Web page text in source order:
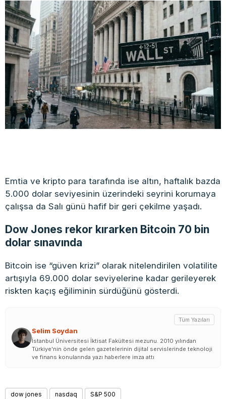
Emtia ve kripto para tarafında ise altın, haftalık bazda
5.000 dolar seviyesinin üzerindeki seyrini korumaya
çalışsa da Salı günü hafif bir geri çekilme yaşadı.
Dow Jones rekor kırarken Bitcoin 70 bin
dolar sınavında
Bitcoin ise “güven krizi” olarak nitelendirilen volatilite
artışıyla 69.000 dolar seviyelerine kadar gerileyerek
riskten kaçış eğiliminin sürdüğünü gösterdi.
Selim Soydan
Tüm Yazıları
İstanbul Üniversitesi İktisat Fakültesi mezunu. 2010 yılından
Türkiye'nin önde gelen gazetelerinin dijital servislerinde teknoloji
ve finans konularında yazı haberlere imza attı
dow jones nasdaq S&P 500